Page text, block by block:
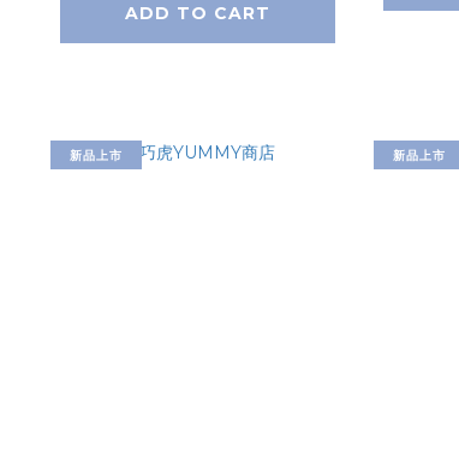
ADD TO CART
新品上市 新品上市